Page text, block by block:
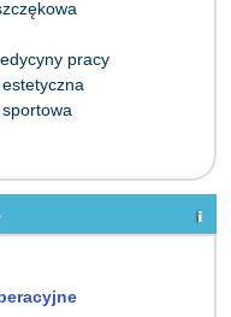
pracy